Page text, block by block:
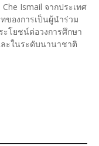
Ismail จากประเทศ
ของการเป็นผู้นำร่วม
โยชน์ต่อวงการศึกษา
ะในระดับนานาชาติ